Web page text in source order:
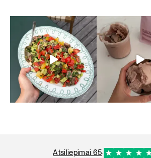
atsiliepimai 65·